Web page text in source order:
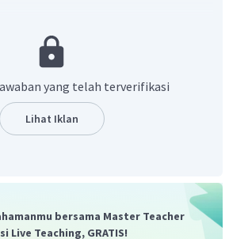
adalah senyawa turunan
substituen, yaitu dua gugus metil
dalam tiga bentuk isomer. Isomer-
yang berikatan dengan dua gugus
yang telah terverifikasi
Lihat Iklan
bersama Master Teacher
Live Teaching, GRATIS!